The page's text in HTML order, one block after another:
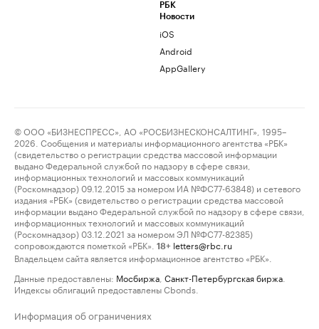
РБК
Новости
iOS
Android
AppGallery
© ООО «БИЗНЕСПРЕСС», АО «РОСБИЗНЕСКОНСАЛТИНГ», 1995–
2026. Сообщения и материалы информационного агентства «РБК»
(свидетельство о регистрации средства массовой информации
выдано Федеральной службой по надзору в сфере связи,
информационных технологий и массовых коммуникаций
(Роскомнадзор) 09.12.2015 за номером ИА №ФС77-63848) и сетевого
издания «РБК» (свидетельство о регистрации средства массовой
информации выдано Федеральной службой по надзору в сфере связи,
информационных технологий и массовых коммуникаций
(Роскомнадзор) 03.12.2021 за номером ЭЛ №ФС77-82385)
сопровождаются пометкой «РБК».
18+ letters@rbc.ru
Владельцем сайта является информационное агентство «РБК».
Данные предоставлены: Мосбиржа Санкт-Петербургская биржа
Индексы облигаций предоставлены Cbonds.
Информация об ограничениях